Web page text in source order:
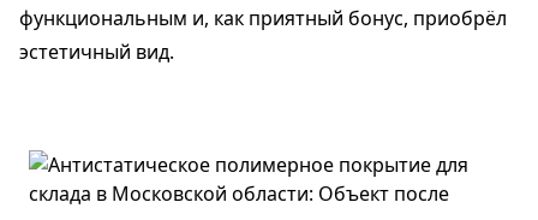
функциональным и, как приятный бонус, приобрёл
эстетичный вид.